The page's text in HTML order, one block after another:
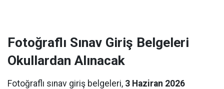
Fotoğraflı Sınav Giriş Belgeleri
Okullardan Alınacak
Fotoğraflı sınav giriş belgeleri, 3 Haziran 2026